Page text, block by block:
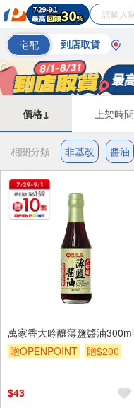
宅配 到店取貨
價格↓ 上架時間
相關分類 非基改 醬油
萬家香大吟釀薄鹽醬油300ml
贈OPENPOINT
贈$200
$43